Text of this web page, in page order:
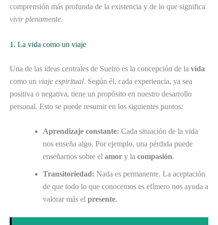
comprensión más profunda de la existencia y de lo que significa
vivir plenamente.
1. La vida como un viaje
Una de las ideas centrales de Sueiro es la concepción de la vida
como un viaje espiritual. Según él, cada experiencia, ya sea
positiva o negativa, tiene un propósito en nuestro desarrollo
personal. Esto se puede resumir en los siguientes puntos:
Aprendizaje constante: Cada situación de la vida
nos enseña algo. Por ejemplo, una pérdida puede
enseñarnos sobre el amor y la compasión.
Transitoriedad: Nada es permanente. La aceptación
de que todo lo que conocemos es efímero nos ayuda a
valorar más el presente.